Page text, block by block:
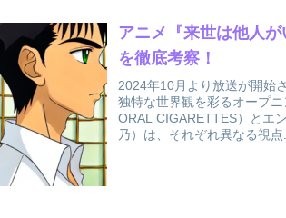
アニメ『来世は他人
を徹底考察！
2024年10月より放送が開始
独特な世界観を彩るオープ
ORAL CIGARETTES）とエ
乃）は、それぞれ異なる視点